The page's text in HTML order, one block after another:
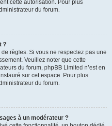
cette autorisation. Pour plus
du forum.
?
règles. Si vous ne respectez pas une
Veuillez noter que cette
du forum, phpBB Limited n’est en
sur cet espace. Pour plus
du forum.
à un modérateur ?